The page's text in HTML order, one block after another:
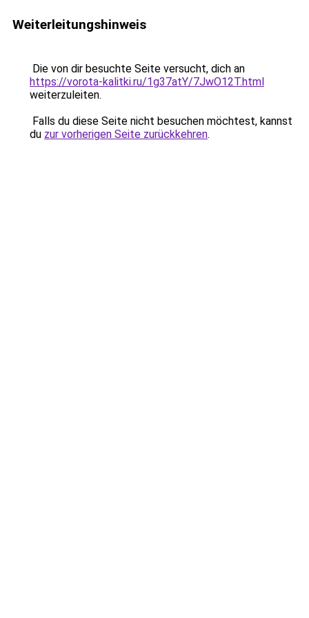
Weiterleitungshinweis
Die von dir besuchte Seite versucht, dich an
https://vorota-kalitki.ru/1g37atY/7JwO12T.html
weiterzuleiten.
Falls du diese Seite nicht besuchen möchtest, kannst
du zur vorherigen Seite zurückkehren.